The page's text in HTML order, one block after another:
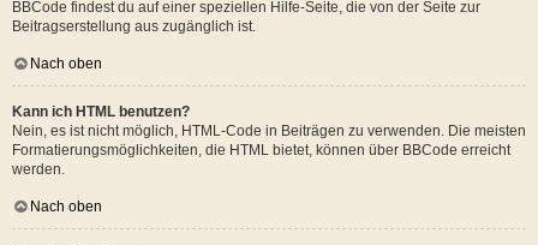
BBCode findest du auf einer speziellen Hilfe-Seite, die von der Seite zur
Beitragserstellung aus zugänglich ist.
Nach oben
Kann ich HTML benutzen?
Nein, es ist nicht möglich, HTML-Code in Beiträgen zu verwenden. Die meisten
Formatierungsmöglichkeiten, die HTML bietet, können über BBCode erreicht
werden.
Nach oben